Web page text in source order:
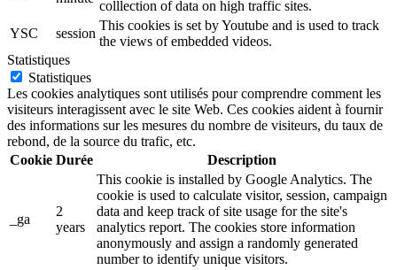
colllection of data on high traffic sites.
YSC
session
This cookies is set by Youtube and is used to track
the views of embedded videos.
Statistiques
Statistiques
Les cookies analytiques sont utilisés pour comprendre comment les
visiteurs interagissent avec le site Web. Ces cookies aident à fournir
des informations sur les mesures du nombre de visiteurs, du taux de
rebond, de la source du trafic, etc.
Cookie Durée Description
_ga
2
years
This cookie is installed by Google Analytics. The
cookie is used to calculate visitor, session, campaign
data and keep track of site usage for the site's
analytics report. The cookies store information
anonymously and assign a randomly generated
number to identify unique visitors.